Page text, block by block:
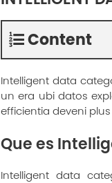
Content
Intelligent data
un era ubi datos
efficientia deveni
Que es
Intelligent data